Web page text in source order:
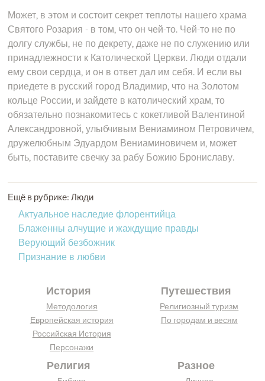
Может, в этом и состоит секрет теплоты нашего храма
Святого Розария - в том, что он чей-то. Чей-то не по
долгу службы, не по декрету, даже не по служению или
принадлежности к Католической Церкви. Люди отдали
ему свои сердца, и он в ответ дал им себя. И если вы
приедете в русский город Владимир, что на Золотом
кольце России, и зайдете в католический храм, то
обязательно познакомитесь с кокетливой Валентиной
Александровной, улыбчивым Вениамином Петровичем,
дружелюбным Эдуардом Вениаминовичем и, может
быть, поставите свечку за рабу Божию Брониславу.
Ещё в рубрике: Люди
Актуальное наследие флорентийца
Блаженны алчущие и жаждущие правды
Верующий безбожник
Признание в любви
История
Методология
Европейская история
Российская История
Персонажи
Путешествия
Религиозный туризм
По городам и весям
Религия Разное